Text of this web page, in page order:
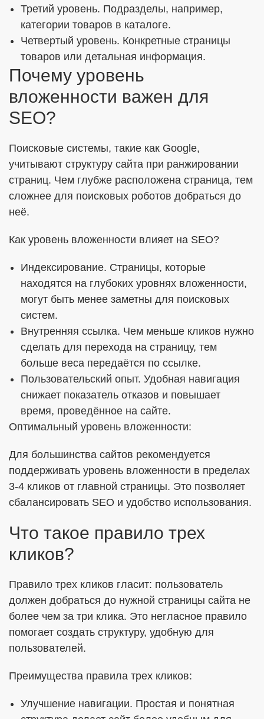
Третий уровень. Подразделы, например,
категории товаров в каталоге.
Четвертый уровень. Конкретные страницы
товаров или детальная информация.
Почему уровень
вложенности важен для
SEO?
Поисковые системы, такие как Google,
учитывают структуру сайта при ранжировании
страниц. Чем глубже расположена страница, тем
сложнее для поисковых роботов добраться до
неё.
Как уровень вложенности влияет на SEO?
Индексирование. Страницы, которые
находятся на глубоких уровнях вложенности,
могут быть менее заметны для поисковых
систем.
Внутренняя ссылка. Чем меньше кликов нужно
сделать для перехода на страницу, тем
больше веса передаётся по ссылке.
Пользовательский опыт. Удобная навигация
снижает показатель отказов и повышает
время, проведённое на сайте.
Оптимальный уровень вложенности:
Для большинства сайтов рекомендуется
поддерживать уровень вложенности в пределах
3-4 кликов от главной страницы. Это позволяет
сбалансировать SEO и удобство использования.
Что такое правило трех
кликов?
Правило трех кликов гласит: пользователь
должен добраться до нужной страницы сайта не
более чем за три клика. Это негласное правило
помогает создать структуру, удобную для
пользователей.
Преимущества правила трех кликов:
Улучшение навигации. Простая и понятная